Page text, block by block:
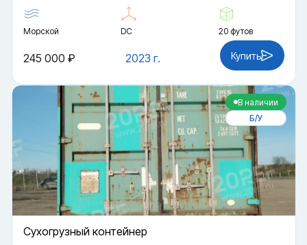
Морской DC 20 футов
2023 г.
245 000 ₽ Купить
В наличии
Б/У
Cухогрузный контейнер